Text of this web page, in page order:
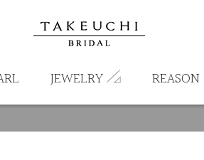
JEWELRY REASON